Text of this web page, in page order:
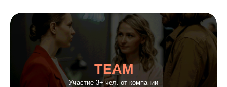
TEAM
Участие 3+ чел. от компании